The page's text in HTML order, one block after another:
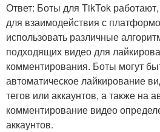
Ответ: Боты для TikTok
для взаимодействия с
использовать различные
подходящих видео для
комментирования. Боты могут
автоматическое лайкирование
тегов или аккаунтов, а также на
комментирование видео
аккаунтов.